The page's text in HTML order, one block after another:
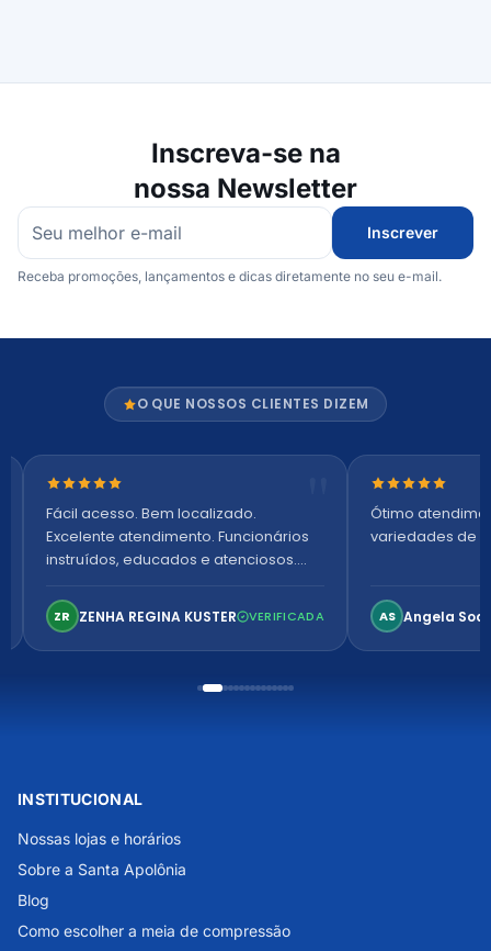
Inscreva-se na
nossa Newsletter
Inscrever
Receba promoções, lançamentos e dicas diretamente no seu e-mail.
O QUE NOSSOS CLIENTES DIZEM
Nota 5 de 5 estrelas
Fácil acesso. Bem localizado.
Excelente atendimento. Funcionários
instruídos, educados e atenciosos.
confortável. Perfeito!
ZR ZENHA REGINA KUSTER VERIFICADA
Nota 5 de 5
Ótimo
variedades de
AS Angela
INSTITUCIONAL
Nossas lojas e horários
Sobre a Santa Apolônia
Blog
Como escolher a meia de compressão